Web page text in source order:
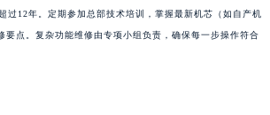
过12年。定期参加总部技术培训，掌握最新机芯（如自产机
要点。复杂功能维修由专项小组负责，确保每一步操作符合